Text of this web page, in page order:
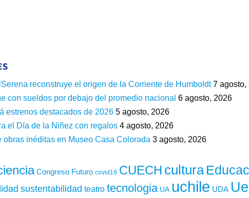
reconstruye el origen de la Corriente de Humboldt 7 agosto,
con sueldos por debajo del promedio nacional 6 agosto, 2026
estrenos destacados de 2026 5 agosto, 2026
el Día de la Niñez con regalos 4 agosto, 2026
obras inéditas en Museo Casa Colorada 3 agosto, 2026
Congreso Futuro covid19 CUECH cultura
sustentabilidad teatro tecnologia UA uchile UDA